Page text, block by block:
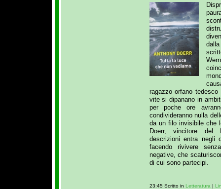
ragazzo orfano
vite si dipanano in
per poche ore
condivideranno nulla
da un filo invisibile che
Doerr, vincitore del
descrizioni entra negli
facendo rivivere
negative, che
di cui sono partecipi.
23:45 Scritto in Letteratura |